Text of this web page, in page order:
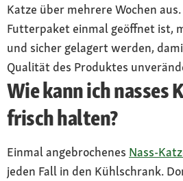
Katze über mehrere Wochen
Futterpaket einmal geöffnet ist,
und sicher gelagert werden,
Qualität des Produktes
Wie kann ich
frisch halten?
Einmal angebrochenes Nass-
jeden Fall in den Kühlschrank.